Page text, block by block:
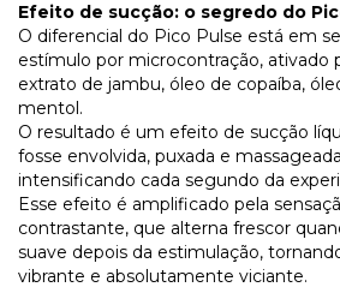
Efeito de sucção: o segredo do
O diferencial do Pico Pulse está em
estímulo por microcontração, ativado
extrato de jambu, óleo de copaíba,
mentol.
O resultado é um efeito de sucção
fosse envolvida, puxada e
intensificando cada segundo da
Esse efeito é amplificado pela
contrastante, que alterna frescor
suave depois da estimulação,
vibrante e absolutamente viciante.